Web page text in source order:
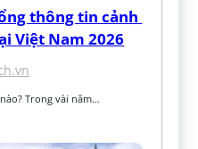
thông tin cảnh
Việt Nam 2026
Trong vài năm…